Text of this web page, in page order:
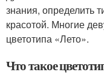
знания, определить
красотой. Многие
цветотипа «Лето».
Что такое